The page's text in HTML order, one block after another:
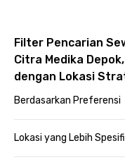
Filter Pencarian
Citra Medika
dengan Lokasi
Berdasarkan Preferensi
Lokasi yang Lebih